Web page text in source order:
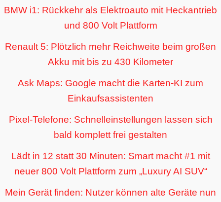
BMW i1: Rückkehr als Elektroauto mit Heckantrieb
und 800 Volt Plattform
Renault 5: Plötzlich mehr Reichweite beim großen
Akku mit bis zu 430 Kilometer
Ask Maps: Google macht die Karten-KI zum
Einkaufsassistenten
Pixel-Telefone: Schnelleinstellungen lassen sich
bald komplett frei gestalten
Lädt in 12 statt 30 Minuten: Smart macht #1 mit
neuer 800 Volt Plattform zum „Luxury AI SUV“
Mein Gerät finden: Nutzer können alte Geräte nun